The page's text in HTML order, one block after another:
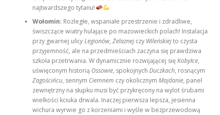
najtwardszego tytanu!
Wołomin: Rozległe, wspaniałe przestrzenie i zdradliwe,
świszczące wiatry hulające po mazowieckich polach! Instalacja
przy gwarnej ulicy Legionów, Żelaznejczy Wileńskiejto czysta
przyjemność, ale na przedmieściach zaczyna się prawdziwa
szkoła przetrwania. W dynamicznie rozwijającej sięKobyłce,
uświęconym historią Ossowie, spokojnych Duczkach, rosnącym
Zagościńcu, sennym Ciemnem czy okolicznym Majdanie, panel
zewnętrzny na słupku musi być przykręcony na wylot śrubami
wielkości kciuka drwala. Inaczej pierwsza lepsza, jesienna
wichura wyrwie go z korzeniami i wyśle w bezprzewodową